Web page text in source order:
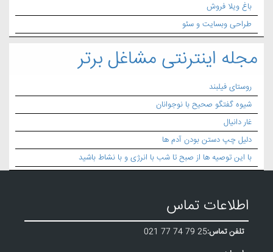
باغ ویلا فروش
طراحی وبسایت و سئو
مجله اینترنتی مشاغل برتر
روستای فیلبند
شیوه گفتگو صحیح با نوجوانان
غار دانیال
دلیل چپ دستن بودن آدم ها
با این توصیه ها از صبح تا شب با انرژی و با نشاط باشید
اطلاعات تماس
تلفن تماس:021 77 74 79 25